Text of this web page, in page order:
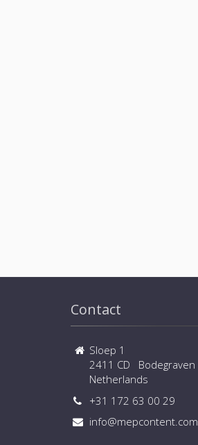
Contact
Sloep 1
2411 CD Bodegraven
Netherlands
+31 172 63 00 29
info@mepcontent.com